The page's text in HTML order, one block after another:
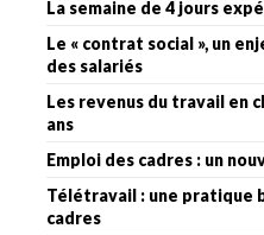
La semaine de 4 jours
Le « contrat social », un
des salariés
Les revenus du travail en
ans
Emploi des cadres : un
Télétravail : une pratique
cadres